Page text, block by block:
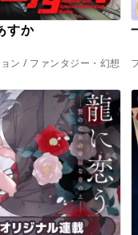
すか
ン / ファンタジー・幻想